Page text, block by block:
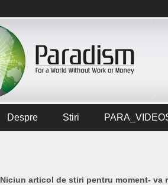
Despre Stiri
Niciun articol de stiri pentru moment- va